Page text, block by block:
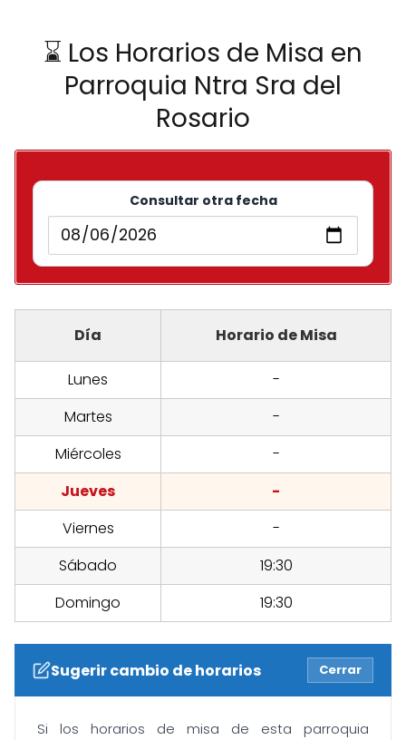
⌛ Los Horarios de Misa en
Parroquia Ntra Sra del
Rosario
Consultar otra fecha
Día Horario de Misa
Lunes
-
Martes
-
Miércoles
-
Jueves
-
Viernes
-
Sábado
19:30
Domingo
19:30
Sugerir cambio de horarios Cerrar
Si los horarios de misa de esta parroquia